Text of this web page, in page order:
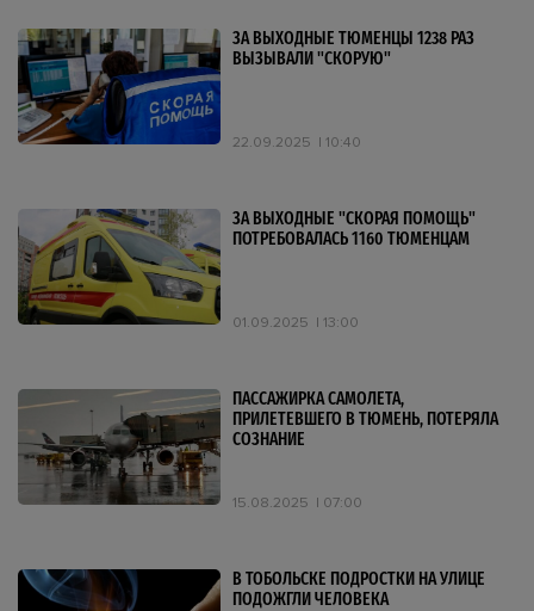
ЗА ВЫХОДНЫЕ ТЮМЕНЦЫ 1238 РАЗ
ВЫЗЫВАЛИ "СКОРУЮ"
22.09.2025 10:40
ЗА ВЫХОДНЫЕ "СКОРАЯ ПОМОЩЬ"
ПОТРЕБОВАЛАСЬ 1160 ТЮМЕНЦАМ
01.09.2025 13:00
ПАССАЖИРКА САМОЛЕТА,
ПРИЛЕТЕВШЕГО В ТЮМЕНЬ, ПОТЕРЯЛА
СОЗНАНИЕ
15.08.2025 07:00
В ТОБОЛЬСКЕ ПОДРОСТКИ НА УЛИЦЕ
ПОДОЖГЛИ ЧЕЛОВЕКА